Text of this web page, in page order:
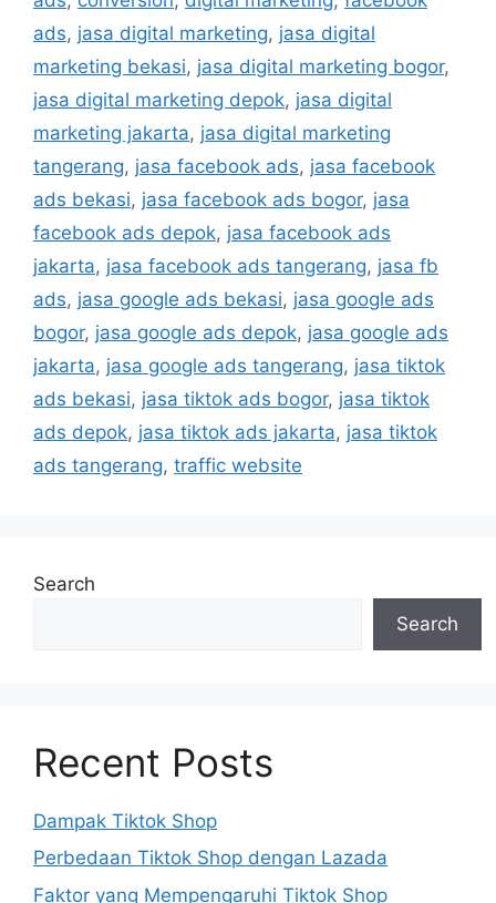
ads, jasa digital marketing, jasa digital
marketing bekasi, jasa digital marketing bogor,
jasa digital marketing depok, jasa digital
marketing jakarta, jasa digital marketing
tangerang, jasa facebook ads, jasa facebook
ads bekasi, jasa facebook ads bogor, jasa
facebook ads depok, jasa facebook ads
jakarta, jasa facebook ads tangerang, jasa fb
ads, jasa google ads bekasi, jasa google ads
bogor, jasa google ads depok, jasa google ads
jakarta, jasa google ads tangerang, jasa tiktok
ads bekasi, jasa tiktok ads bogor, jasa tiktok
ads depok, jasa tiktok ads jakarta, jasa tiktok
ads tangerang, traffic website
Search
Search
Recent Posts
Dampak Tiktok Shop
Perbedaan Tiktok Shop dengan Lazada
Faktor yang Mempengaruhi Tiktok Shop